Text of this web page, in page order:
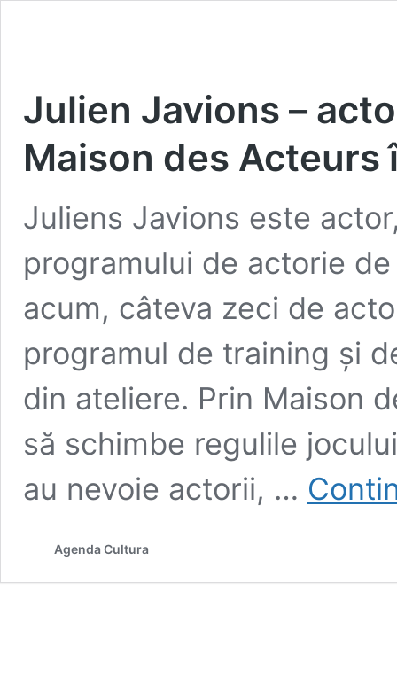
Julien Javions –
Maison des Acteurs
Juliens Javions este
programului de actorie
acum, câteva zeci de
programul de training și
din ateliere. Prin Maison
să schimbe regulile
au nevoie actorii, …
Agenda Cultura